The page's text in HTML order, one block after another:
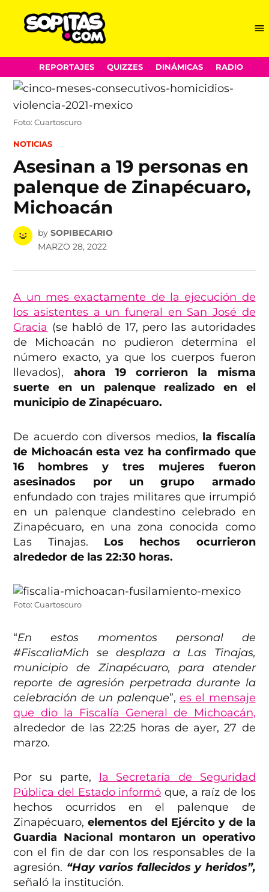
Skip
to
content
REPORTAJES QUIZZES DINÁMICAS RADIO
Foto: Cuartoscuro
POSTED
NOTICIAS
Asesinan a 19 personas en
palenque de Zinapécuaro,
Michoacán
by SOPIBECARIO
MARZO 28, 2022
A un mes exactamente de la ejecución de
los asistentes a un funeral en San José de
Gracia (se habló de 17, pero las autoridades
de Michoacán no pudieron determina el
número exacto, ya que los cuerpos fueron
llevados), ahora 19 corrieron la misma
suerte en un palenque realizado en el
municipio de Zinapécuaro.
De acuerdo con diversos medios, la fiscalía
de Michoacán esta vez ha confirmado que
16 hombres y tres mujeres fueron
asesinados por un grupo armado
enfundado con trajes militares que irrumpió
en un palenque clandestino celebrado en
Zinapécuaro, en una zona conocida como
Las Tinajas. Los hechos ocurrieron
alrededor de las 22:30 horas.
Foto: Cuartoscuro
“En estos momentos personal de
#FiscaliaMich se desplaza a Las Tinajas,
municipio de Zinapécuaro, para atender
reporte de agresión perpetrada durante la
celebración de un palenque”, es el mensaje
que dio la Fiscalía General de Michoacán,
alrededor de las 22:25 horas de ayer, 27 de
marzo.
Por su parte, la Secretaría de Seguridad
Pública del Estado informó que, a raíz de los
hechos ocurridos en el palenque de
Zinapécuaro,elementos del Ejército y de la
Guardia Nacional montaron un operativo
con el fin de dar con los responsables de la
agresión. “Hay varios fallecidos y heridos”,
señaló la institución.